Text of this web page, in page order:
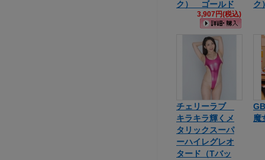
ク） ゴールド
3,907円(税込)
ク
チェリーラブ
キラキラ輝くメ
タリックスーパ
ーハイレグレオ
タード（Tバッ
魔